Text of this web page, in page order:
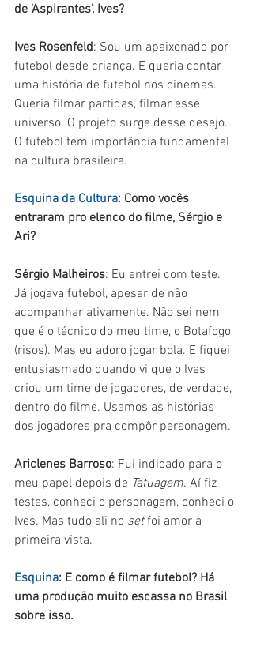
de 'Aspirantes', Ives?
Ives Rosenfeld: Sou um apaixonado por
futebol desde criança. E queria contar
uma história de futebol nos cinemas.
Queria filmar partidas, filmar esse
universo. O projeto surge desse desejo.
O futebol tem importância fundamental
na cultura brasileira.
Esquina da Cultura: Como vocês
entraram pro elenco do filme, Sérgio e
Ari?
Sérgio Malheiros: Eu entrei com teste.
Já jogava futebol, apesar de não
acompanhar ativamente. Não sei nem
que é o técnico do meu time, o Botafogo
(risos). Mas eu adoro jogar bola. E fiquei
entusiasmado quando vi que o Ives
criou um time de jogadores, de verdade,
dentro do filme. Usamos as histórias
dos jogadores pra compôr personagem.
Ariclenes Barroso: Fui indicado para o
meu papel depois de Tatuagem. Aí fiz
testes, conheci o personagem, conheci o
Ives. Mas tudo ali no set foi amor à
primeira vista.
Esquina: E como é filmar futebol? Há
uma produção muito escassa no Brasil
sobre isso.